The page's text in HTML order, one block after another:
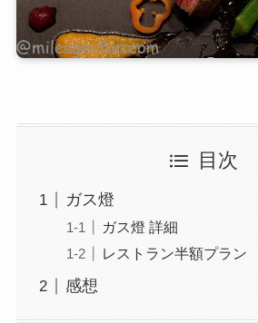
目次
ガス燈
ガス燈 詳細
レストラン半額プラン
感想